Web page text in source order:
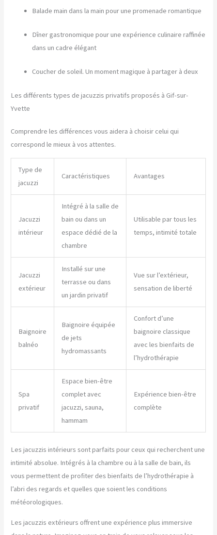
Balade main dans la main pour une promenade romantique
Dîner gastronomique pour une expérience culinaire raffinée
dans un cadre élégant
Coucher de soleil. Un moment magique à partager à deux
Les différents types de jacuzzis privatifs proposés à Gif-sur-
Yvette
Comprendre les différences vous aidera à choisir celui qui
correspond le mieux à vos attentes.
Type de
jacuzzi
Caractéristiques Avantages
Jacuzzi
intérieur
Intégré à la salle de
bain ou dans un
espace dédié de la
chambre
Utilisable par tous les
temps, intimité totale
Jacuzzi
extérieur
Installé sur une
terrasse ou dans
un jardin privatif
Vue sur l’extérieur,
sensation de liberté
Baignoire
balnéo
Baignoire équipée
de jets
hydromassants
Confort d’une
baignoire classique
avec les bienfaits de
l’hydrothérapie
Spa
privatif
Espace bien-être
complet avec
jacuzzi, sauna,
hammam
Expérience bien-être
complète
Les jacuzzis intérieurs sont parfaits pour ceux qui recherchent une
intimité absolue. Intégrés à la chambre ou à la salle de bain, ils
vous permettent de profiter des bienfaits de l’hydrothérapie à
l’abri des regards et quelles que soient les conditions
météorologiques.
Les jacuzzis extérieurs offrent une expérience plus immersive